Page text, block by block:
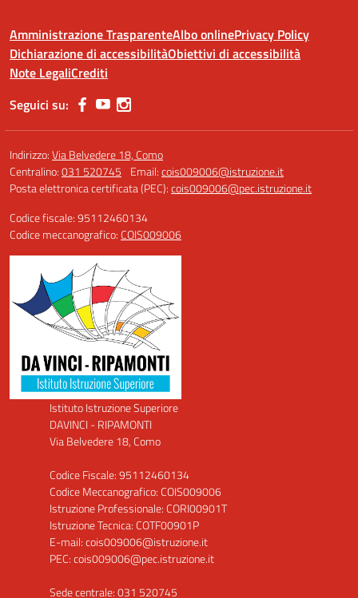
Amministrazione TrasparenteAlbo onlinePrivacy Policy
Dichiarazione di accessibilitàObiettivi di accessibilità
Note LegaliCrediti
Seguici su:
Indirizzo:Via Belvedere 18, Como
Centralino:031 520745 Email:cois009006@istruzione.it
Posta elettronica certificata (PEC):cois009006@pec.istruzione.it
Codice fiscale: 95112460134
Codice meccanografico: COIS009006
Istituto Istruzione Superiore
DAVINCI - RIPAMONTI
Via Belvedere 18, Como
Codice Fiscale: 95112460134
Codice Meccanografico: COIS009006
Istruzione Professionale: CORI00901T
Istruzione Tecnica: COTF00901P
E-mail: cois009006@istruzione.it
PEC: cois009006@pec.istruzione.it
Sede centrale: 031 520745